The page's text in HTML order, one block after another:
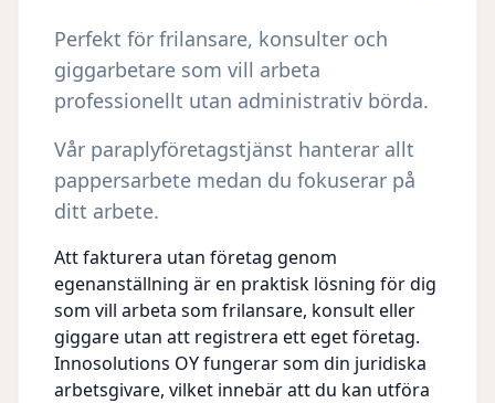
Perfekt för frilansare, konsulter och
giggarbetare som vill arbeta
professionellt utan administrativ börda.
Vår paraplyföretagstjänst hanterar allt
pappersarbete medan du fokuserar på
ditt arbete.
Att fakturera utan företag genom
egenanställning är en praktisk lösning för dig
som vill arbeta som frilansare, konsult eller
giggare utan att registrera ett eget företag.
Innosolutions OY fungerar som din juridiska
arbetsgivare, vilket innebär att du kan utföra